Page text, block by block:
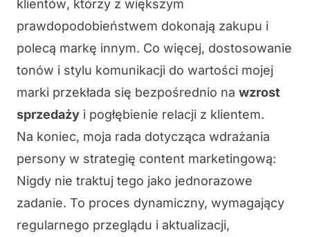
klientów, którzy z większym
prawdopodobieństwem dokonają zakupu i
polecą markę innym. Co więcej, dostosowanie
tonów i stylu komunikacji do wartości mojej
marki przekłada się bezpośrednio na wzrost
sprzedaży i pogłębienie relacji z klientem.
Na koniec, moja rada dotycząca wdrażania
persony w strategię content marketingową:
Nigdy nie traktuj tego jako jednorazowe
zadanie. To proces dynamiczny, wymagający
regularnego przeglądu i aktualizacji,